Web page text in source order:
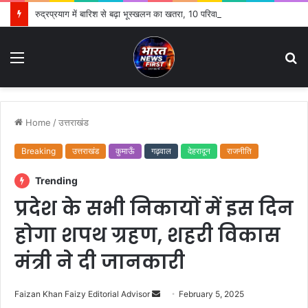
Home /उत्तराखंड
Breaking उत्तराखंड कुमाऊँ गढ़वाल देहरादून राजनीति
Trending
प्रदेश के सभी निकायों में इस दिन
होगा शपथ ग्रहण, शहरी विकास
मंत्री ने दी जानकारी
Faizan Khan Faizy Editorial Advisor February 5, 2025